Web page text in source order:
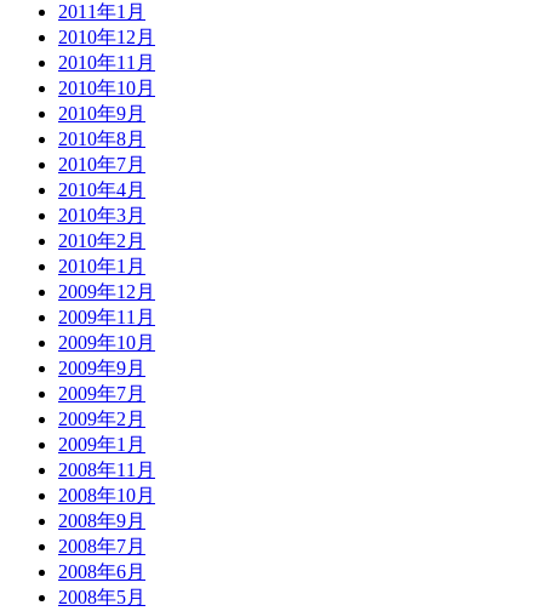
2011年1月
2010年12月
2010年11月
2010年10月
2010年9月
2010年8月
2010年7月
2010年4月
2010年3月
2010年2月
2010年1月
2009年12月
2009年11月
2009年10月
2009年9月
2009年7月
2009年2月
2009年1月
2008年11月
2008年10月
2008年9月
2008年7月
2008年6月
2008年5月